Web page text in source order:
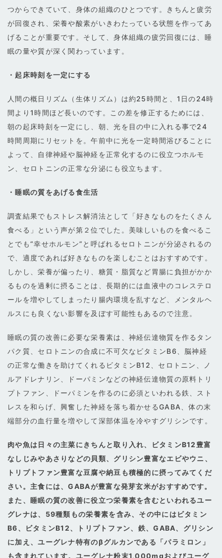
つからできていて、身体の組織のひとつです。きちんと疲労
が回復され、栄養や酸素がいきわたっている状態を作ってあ
げることが重要です。そして、身体組織の疲労回復には、睡
眠の量や質が深く関わっています。
・起床時刻を一定にする
人間の概日リズム（生体リズム）は約25時間と、1日の24時
間より1時間ほど長いのです。この差を修正するためには、
朝の起床時刻を一定にし、朝、光を目の中に入れる事で24
時間周期にリセットを。午前中に光を一定時間浴びることに
よって、自律神経や脳神経を正常化するのに役立つホルモ
ン、セロトニンの正常な分泌にも役立ちます。
・睡眠の質をあげる食生活
調査結果でもストレス解消法として「好きなものをたくさん
食べる」という声が第２位でした。美味しいものを食べるこ
とでも“幸せホルモン”と呼ばれるセロトニンが分泌されるの
で、適度であれば好きなものを楽しむことはおすすめです。
しかし、栄養が偏ったり、糖質・脂質など胃腸に負担がかか
るものを過剰に摂ることは、長期的には血液中のコレステロ
ールを増やしてしまったり腸内環境を乱すなど、メンタルヘ
ルスにも良くない影響を及ぼす可能性もあるので注意。
睡眠の質の改善に必要な栄養素は、神経伝達物質を作るタン
パク質、セロトニンの合成に不可欠なビタミンB6、脳神経
の正常な働きを助けてくれるビタミンB12、セロトニン、ノ
ルアドレナリン、ドーパミンなどの神経伝達物質の原料トリ
プトファン、ドーパミンを作るのに必須といわれる鉄、スト
レスを和らげ、興奮した神経を落ち着かせるGABA、体の末
端部分の血行量を増やして深部体温を冷やすグリシンです。
肉や魚は日々の主菜にきちんと取り入れ、ビタミンB12豊富
なしじみやあさりなどの貝類、グリシン豊富なエビやウニ、
トリプトファン豊富な豆腐や納豆も積極的に摂ってみてくだ
さい。主食には、GABAが豊富な発芽玄米がおすすめです。
また、睡眠の質の改善に役立つ栄養素を含むといわれるユー
グレナは、59種類もの栄養素を含み、その中にはビタミン
B6、ビタミンB12、トリプトファン、鉄、GABA、グリシン
に加え、ユーグレナ特有のβグルカンである「パラミロン」
も含まれています。ユーグレナ粉末1,000mgおよびユーグ